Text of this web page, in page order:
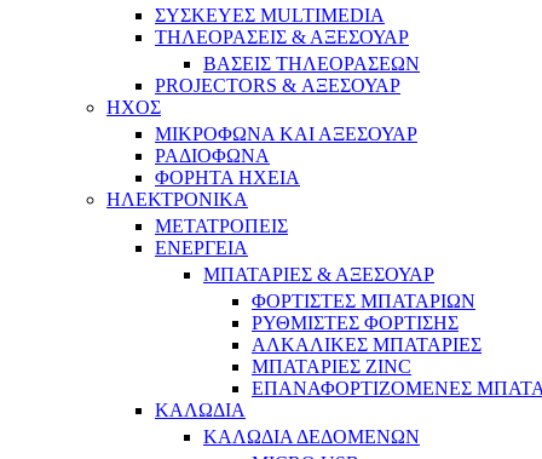
ΣΥΣΚΕΥΕΣ MULTIMEDIA
ΤΗΛΕΟΡΑΣΕΙΣ & ΑΞΕΣΟΥΑΡ
ΒΑΣΕΙΣ ΤΗΛΕΟΡΑΣΕΩΝ
PROJECTORS & ΑΞΕΣΟΥΑΡ
ΗΧΟΣ
ΜΙΚΡΟΦΩΝΑ ΚΑΙ ΑΞΕΣΟΥΑΡ
ΡΑΔΙΟΦΩΝΑ
ΦΟΡΗΤΑ ΗΧΕΙΑ
ΗΛΕΚΤΡΟΝΙΚΑ
ΜΕΤΑΤΡΟΠΕΙΣ
ΕΝΕΡΓΕΙΑ
ΜΠΑΤΑΡΙΕΣ & ΑΞΕΣΟΥΑΡ
ΦΟΡΤΙΣΤΕΣ ΜΠΑΤΑΡΙΩΝ
ΡΥΘΜΙΣΤΕΣ ΦΟΡΤΙΣΗΣ
ΑΛΚΑΛΙΚΕΣ ΜΠΑΤΑΡΙΕΣ
ΜΠΑΤΑΡΙΕΣ ZINC
ΕΠΑΝΑΦΟΡΤΙΖΟΜΕΝΕΣ
ΚΑΛΩΔΙΑ
ΚΑΛΩΔΙΑ ΔΕΔΟΜΕΝΩΝ